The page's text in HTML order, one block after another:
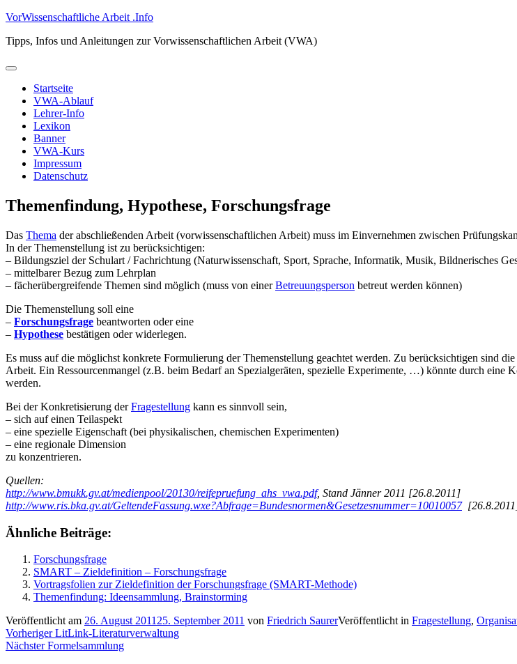
Zum
springen
VorWissenschaftliche Arbeit .Info
Tipps, Infos und Anleitungen zur Vorwissenschaftlichen Arbeit (VWA)
Primäres
Startseite
VWA-Ablauf
Lehrer-Info
Lexikon
Banner
VWA-Kurs
Impressum
Datenschutz
Themenfindung, Hypothese, Forschungsfrage
Das Thema der abschließenden Arbeit (vorwissenschaftlichen Arbeit) muss im Einvernehmen zwischen
In der Themenstellung ist zu berücksichtigen:
– Bildungsziel der Schulart / Fachrichtung (Naturwissenschaft, Sport, Sprache, Informatik, Musik, Bildnerisches
– mittelbarer Bezug zum Lehrplan
– fächerübergreifende Themen sind möglich (muss von einerBetreuungsperson betreut werden können)
Die Themenstellung soll eine
– Forschungsfrage beantworten oder eine
– Hypothese bestätigen oder widerlegen.
Es muss auf die möglichst konkrete Formulierung der Themenstellung geachtet werden. Zu berücksichtigen sind
Arbeit. Ein Ressourcenmangel (z.B. beim Bedarf an Spezialgeräten, spezielle Experimente, …) könnte durch
werden.
Bei der Konkretisierung derFragestellung kann es sinnvoll sein,
– sich auf einen Teilaspekt
– eine spezielle Eigenschaft (bei physikalischen, chemischen Experimenten)
– eine regionale Dimension
zu konzentrieren.
Quellen:
http://www.bmukk.gv.at/medienpool/20130/reifepruefung_ahs_vwa.pdf, Stand Jänner 2011 [26.8.2011]
http://www.ris.bka.gv.at/GeltendeFassung.wxe?Abfrage=Bundesnormen&Gesetzesnummer=10010057
Ähnliche Beiträge:
Forschungsfrage
SMART – Zieldefinition – Forschungsfrage
Vortragsfolien zur Zieldefinition der Forschungsfrage (SMART-Methode)
Themenfindung: Ideensammlung, Brainstorming
Veröffentlicht am 26. August 2011 25. September 2011 von Friedrich SaurerVeröffentlicht in Fragestellung,
Beitragsnavigation
Vorheriger Vorheriger
Beitrag:
LitLink-Literaturverwaltung
Nächster Nächster
Formelsammlung